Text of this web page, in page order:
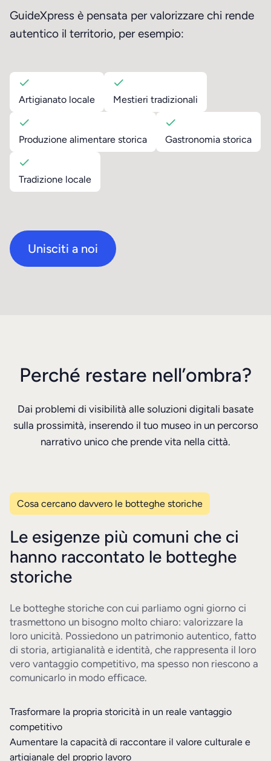
GuideXpress è pensata per valorizzare chi rende
autentico il territorio, per esempio:
Artigianato locale Mestieri tradizionali
Produzione alimentare storica Gastronomia storica
Tradizione locale
Unisciti a noi
Perché restare nell’ombra?
Dai problemi di visibilità alle soluzioni digitali basate
sulla prossimità, inserendo il tuo museo in un percorso
narrativo unico che prende vita nella città.
Cosa cercano davvero le botteghe storiche
Le esigenze più comuni che ci
hanno raccontato le botteghe
storiche
Le botteghe storiche con cui parliamo ogni giorno ci
trasmettono un bisogno molto chiaro: valorizzare la
loro unicità. Possiedono un patrimonio autentico, fatto
di storia, artigianalità e identità, che rappresenta il loro
vero vantaggio competitivo, ma spesso non riescono a
comunicarlo in modo efficace.
Trasformare la propria storicità in un reale vantaggio
competitivo
Aumentare la capacità di raccontare il valore culturale e
artigianale del proprio lavoro